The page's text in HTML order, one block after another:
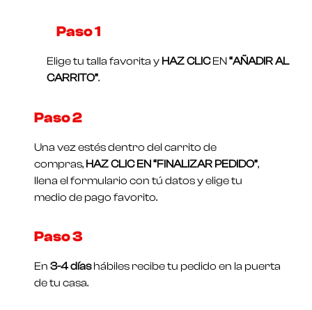
Paso 1​
Elige tu talla favorita y HAZ CLICEN “AÑADIR AL
CARRITO”.
Paso 2
Una vez estés dentro del carrito de
compras, HAZ CLIC EN “FINALIZAR PEDIDO”,
llena el formulario con tú datos y elige tu
medio de pago favorito.
Paso 3
En3-4 díashábiles recibe tu pedido en la puerta
de tu casa.